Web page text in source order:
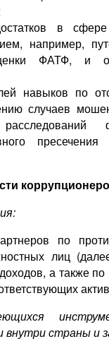
в
например,
ФАТФ, и
навыков по
случаев
пресечения
по
лиц
а также
внутри страны и